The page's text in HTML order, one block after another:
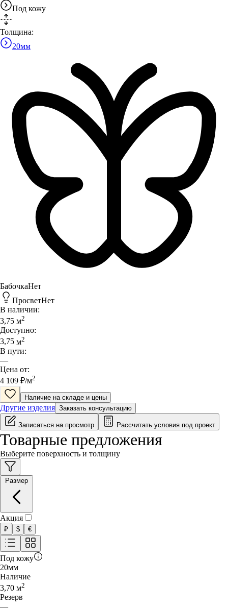
Под кожу
Толщина:
20мм
БабочкаНет
ПросветНет
В наличии:
3,75 м2
Доступно:
3,75 м2
В пути:
—
Цена от:
4 109 ₽/м2
Наличие на складе и цены
Другие изделия Заказать консультацию
Записаться на просмотр Рассчитать условия под проект
Товарные предложения
Выберите поверхность и толщину
Акция
₽ $ €
Под кожу
20мм
Наличие
3,70 м2
Резерв
—